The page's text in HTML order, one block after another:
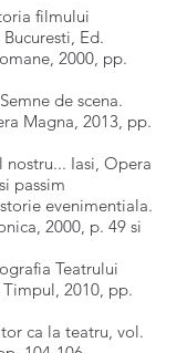
filmului
Bucuresti, Ed.
2000, pp.
de scena.
Magna, 2013, pp.
Iasi, Opera
passim
evenimentiala.
2000, p. 49 si
Teatrului
Timpul, 2010, pp.
ca la teatru, vol.